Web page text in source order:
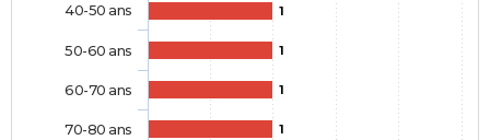
1
1
1
1
40-50 ans
50-60 ans
60-70 ans
70-80 ans